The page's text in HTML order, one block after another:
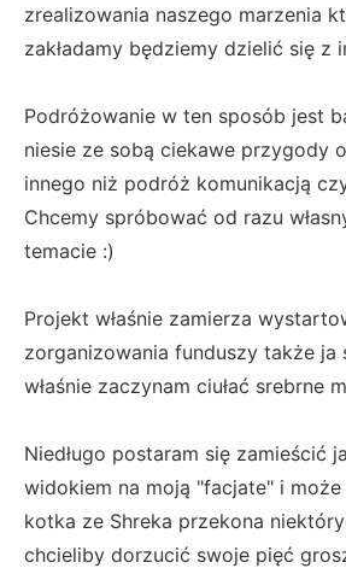
zrealizowania naszego marzenia
zakładamy będziemy dzielić się z
Podróżowanie w ten sposób jest
niesie ze sobą ciekawe przygody
innego niż podróż komunikacją
Chcemy spróbować od razu
temacie :)
Projekt właśnie zamierza
zorganizowania funduszy także ja
właśnie zaczynam ciułać srebrne
Niedługo postaram się zamieścić
widokiem na moją "facjate" i
kotka ze Shreka przekona
chcieliby dorzucić swoje pięć